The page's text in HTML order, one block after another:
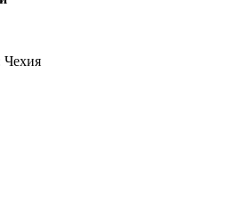
Чехия